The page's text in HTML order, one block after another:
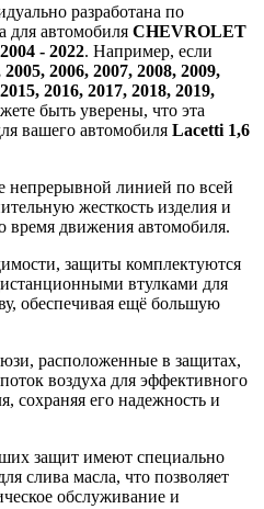
разработана по
для автомобиля CHEVROLET
2004 - 2022. Например, если
2005, 2006, 2007, 2008, 2009,
2016, 2017, 2018, 2019,
быть уверены, что эта
вашего автомобиля Lacetti 1,6
непрерывной линией по всей
жесткость изделия и
время движения автомобиля.
защиты комплектуются
втулками для
обеспечивая ещё большую
расположенные в защитах,
воздуха для эффективного
сохраняя его надежность и
защит имеют специально
слива масла, что позволяет
обслуживание и